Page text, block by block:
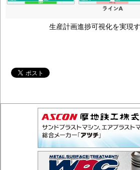
生産計画進捗可視化を実現